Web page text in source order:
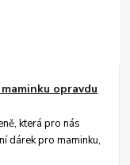
opravdu
která pro nás
dárek pro maminku,